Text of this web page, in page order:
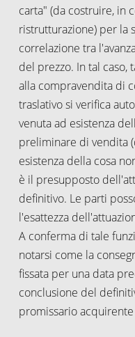
carta" (da costruire, in
ristrutturazione) per la
correlazione tra
del prezzo. In tal
alla compravendita di
traslativo si verifica
venuta ad esistenza
preliminare di vendita
esistenza della cosa
è il presupposto
definitivo. Le parti
l'esattezza
A conferma di tale
notarsi come la
fissata per una data
conclusione del
promissario